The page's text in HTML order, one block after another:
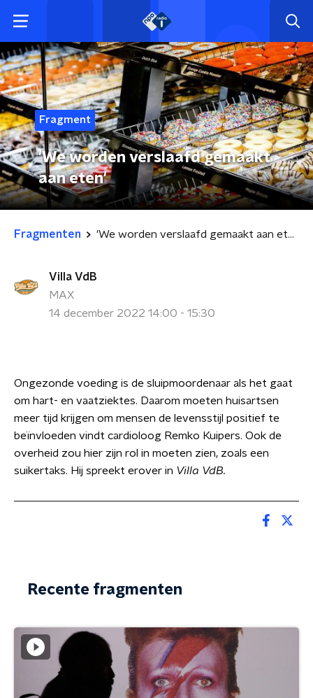
Fragment
'We worden verslaafd gemaakt
aan eten'
Fragmenten 'We worden verslaafd gemaakt aan eten'
Villa VdB
MAX
14 december 2022 14:00 - 15:30
Ongezonde voeding is de sluipmoordenaar als het gaat
om hart- en vaatziektes. Daarom moeten huisartsen
meer tijd krijgen om mensen de levensstijl positief te
beïnvloeden vindt cardioloog Remko Kuipers. Ook de
overheid zou hier zijn rol in moeten zien, zoals een
suikertaks. Hij spreekt erover in Villa VdB.
Recente fragmenten